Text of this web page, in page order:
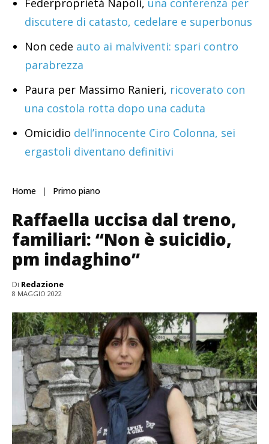
Federproprietà Napoli, una conferenza per
discutere di catasto, cedelare e superbonus
Non cede auto ai malviventi: spari contro
parabrezza
Paura per Massimo Ranieri, ricoverato con
una costola rotta dopo una caduta
Omicidio dell’innocente Ciro Colonna, sei
ergastoli diventano definitivi
Home Primo piano
Raffaella uccisa dal treno,
familiari: “Non è suicidio,
pm indaghino”
Di Redazione
8 MAGGIO 2022